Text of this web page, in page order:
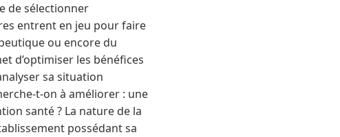
de sélectionner
entrent en jeu pour faire
ou encore du
d’optimiser les bénéfices
sa situation
t-on à améliorer : une
santé ? La nature de la
possédant sa